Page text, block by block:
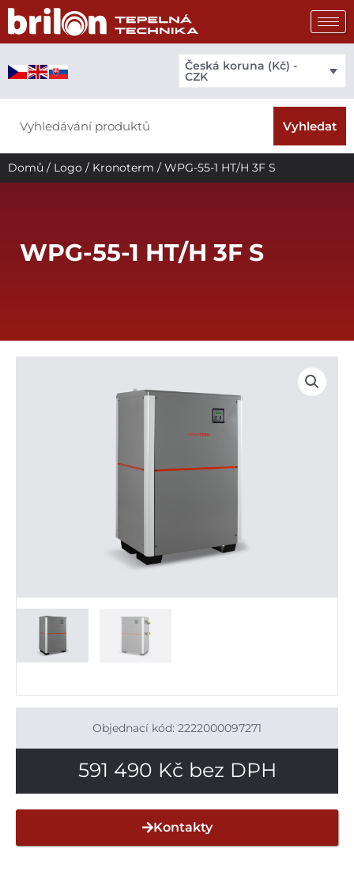
Přeskočit
obsah
Česká koruna (Kč) -
CZK
Vyhledat
Domů / Logo / Kronoterm / WPG-55-1 HT/H 3F S
WPG-55-1 HT/H 3F S
Objednací kód: 2222000097271
591 490 Kč bez DPH
Kontakty